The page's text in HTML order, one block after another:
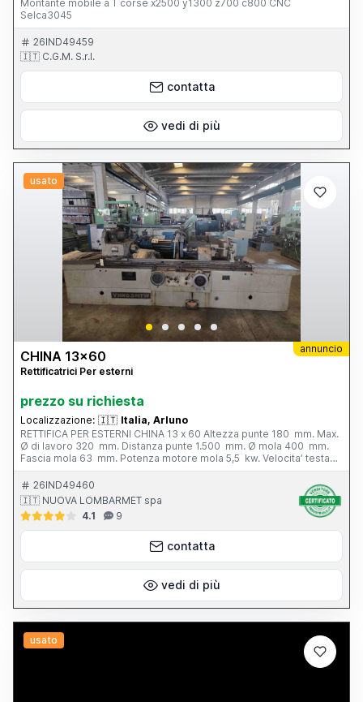
Montante mobile a T corse x2500 y1300 z700 c800 CNC
Selca3045
26IND49459
🇮🇹 C.G.M. S.r.l.
contatta
vedi di più
usato
annuncio
CHINA 13x60
Rettificatrici Per esterni
prezzo su richiesta
Localizzazione: 🇮🇹 Italia, Arluno
RETTIFICA PER ESTERNI CHINA 13 x 60 Altezza punte 180 mm. Max.
Ø di lavoro 320 mm. Distanza punte 1.500 mm. Ø mola 400 mm.
Fascia mola 63 mm. Potenza motore mola 5,5 kw. Velocita’ testa
portapezzo - N. 6; 28 - 280 g/min. Inclinazione tavola - 3° / + 6°
Peso totale 3.800 kg. Completa di: - n. 1 autocentrante Ø 165 mm.
- n. 1 lunetta chiusa - vasca con filtro - cunei di livellamento
26IND49460
🇮🇹 NUOVA LOMBARMET spa
4.1
9
contatta
vedi di più
usato